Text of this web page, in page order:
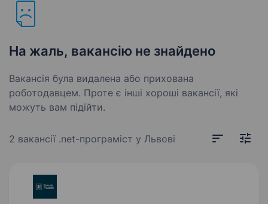
На жаль, вакансію не знайдено
Вакансія була видалена або прихована
роботодавцем. Проте є інші хороші вакансії, які
можуть вам підійти.
2 вакансії .net-програміст у Львові